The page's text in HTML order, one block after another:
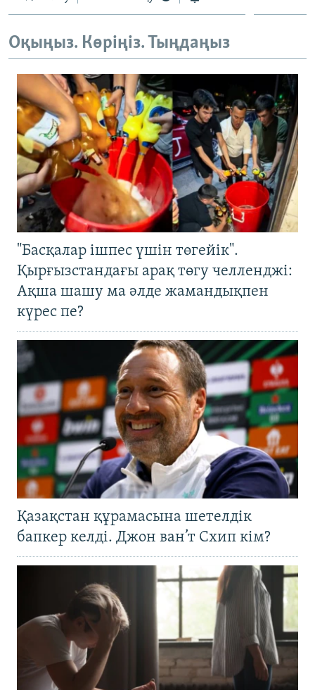
Оқыңыз. Көріңіз. Тыңдаңыз
"Басқалар ішпес үшін төгейік".
Қырғызстандағы арақ төгу челленджі:
Ақша шашу ма әлде жамандықпен
күрес пе?
Қазақстан құрамасына шетелдік
бапкер келді. Джон ван’т Схип кім?